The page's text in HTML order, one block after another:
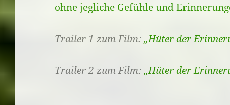
ohne jegliche Gefühle und
Trailer 1 zum Film:„Hüter der
Trailer 2 zum Film:„Hüter der